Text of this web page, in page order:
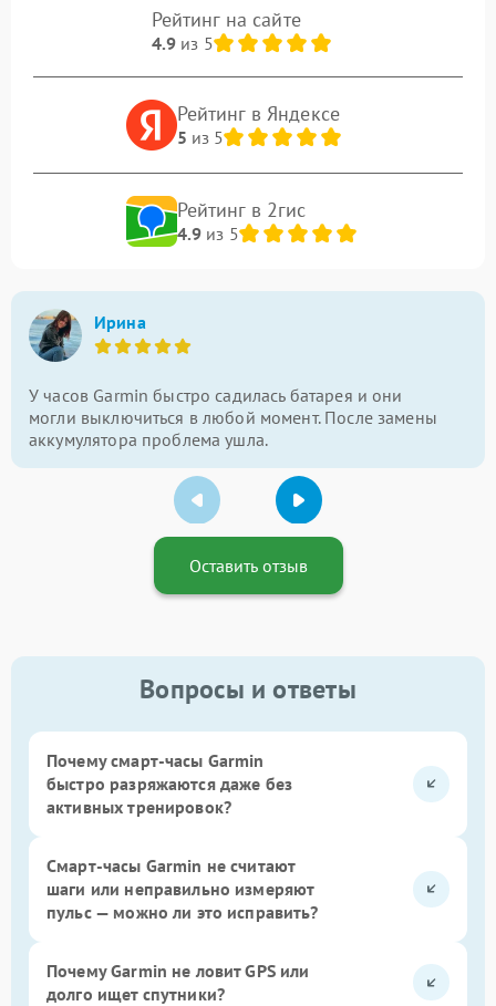
Рейтинг на сайте
4.9из 5
Рейтинг в Яндексе
5 из 5
Рейтинг в 2гис
4.9из 5
Ирина
У часов Garmin быстро садилась батарея и они
могли выключиться в любой момент. После замены
аккумулятора проблема ушла.
Оставить отзыв
Вопросы и ответы
Почему смарт-часы Garmin
быстро разряжаются даже без
активных тренировок?
Смарт-часы Garmin не считают
шаги или неправильно измеряют
пульс — можно ли это исправить?
Почему Garmin не ловит GPS или
долго ищет спутники?